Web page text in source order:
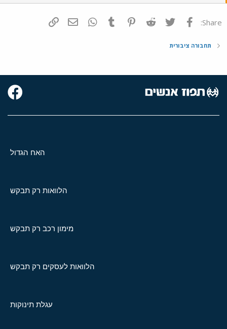
Share: פייסבוק Twitter
Reddit
Pinterest
Tumblr
WhatsAppדואר אלקטרוני
תחבורה ציבורית
האח הגדול
הלוואות רק תבקש
מימון רכב רק תבקש
הלוואות לעסקים רק תבקש
עגלת תינוקות